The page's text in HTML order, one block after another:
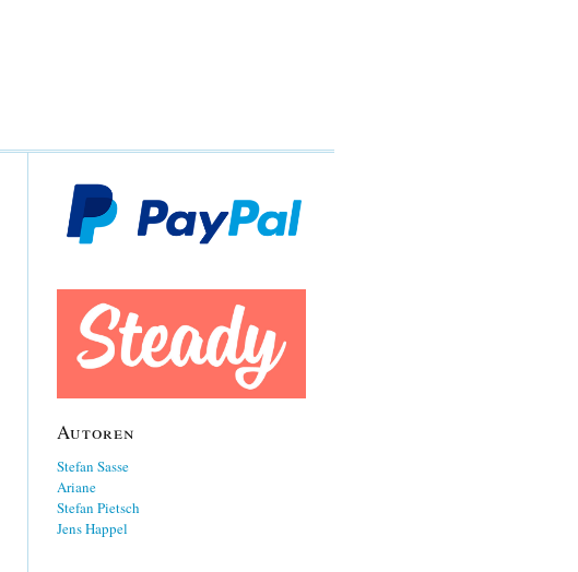
Autoren
Stefan Sasse
Ariane
Stefan Pietsch
Jens Happel